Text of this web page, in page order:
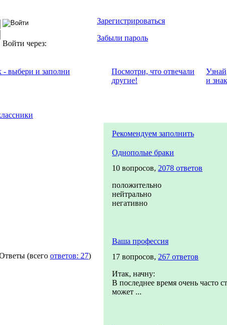
Войти через:
Зарегистрироваться
Забыли пароль
- выбери и заполни
Посмотри, что отвeчали
другие!
и
(всего ответов: 27)
Рекомендуем заполнить
Однополые браки
10 вопросов, 2078 ответов
положительно
нейтрально
негативно
Ваша профессия
17 вопросов, 267 ответов
Итак, начну:
В последнее время очень часто
может ...